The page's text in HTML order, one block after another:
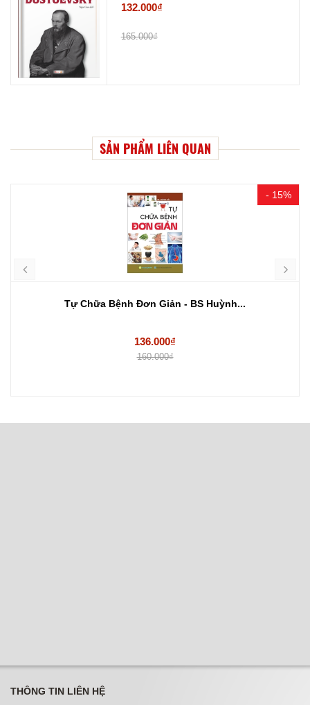
132.000₫
165.000₫
SẢN PHẨM LIÊN QUAN
- 15%
Tự Chữa Bệnh Đơn Giản - BS Huỳnh...
136.000₫
160.000₫
THÔNG TIN LIÊN HỆ